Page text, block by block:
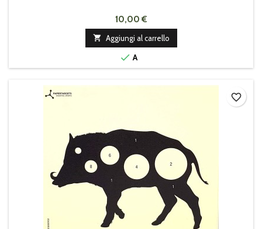
10,00 €
 Aggiungi al carrello
 A
favorite_border